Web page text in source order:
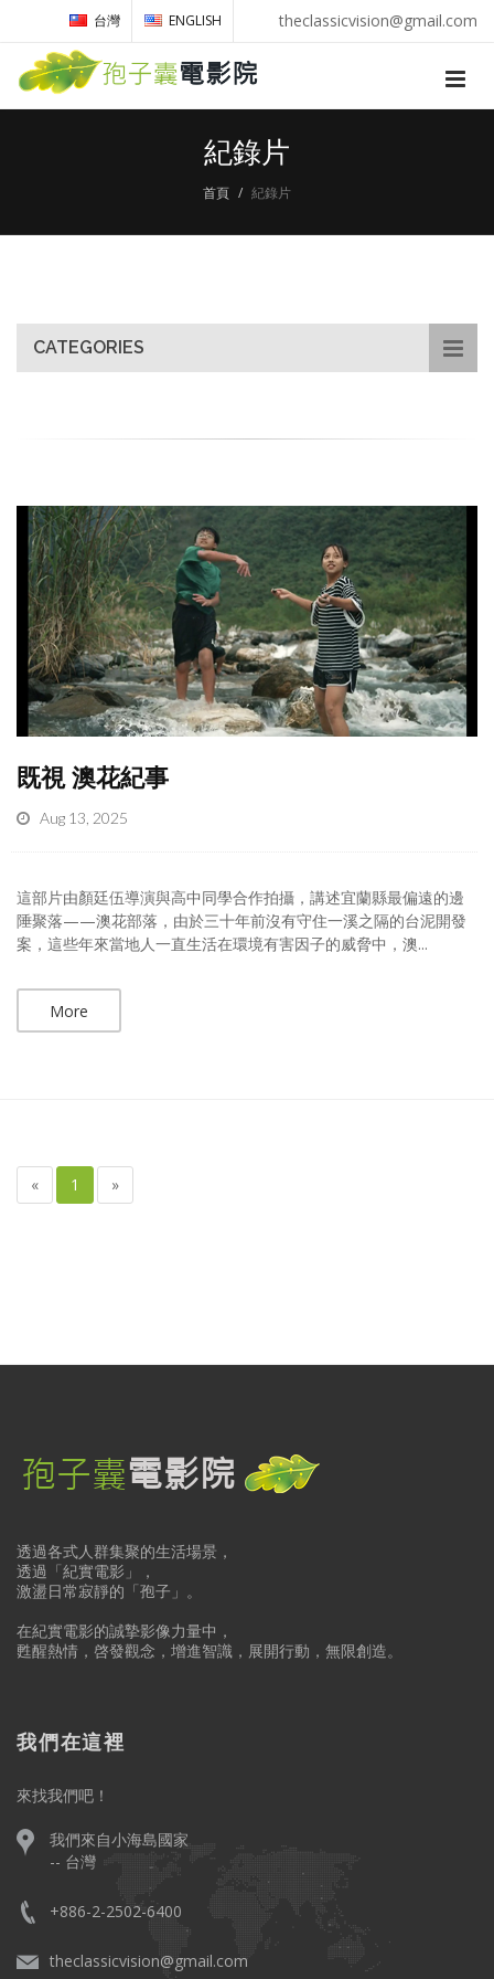
theclassicvision@gmail.com
台灣 ENGLISH
紀錄片
首頁 紀錄片
CATEGORIES
既視 澳花紀事
Aug 13, 2025
這部片由顏廷伍導演與高中同學合作拍攝，講述宜蘭縣最偏遠的邊
陲聚落——澳花部落，由於三十年前沒有守住一溪之隔的台泥開發
案，這些年來當地人一直生活在環境有害因子的威脅中，澳...
More
« 1 »
透過各式人群集聚的生活場景，
透過「紀實電影」，
激盪日常寂靜的「孢子」。
在紀實電影的誠摯影像力量中，
甦醒熱情，啓發觀念，增進智識，展開行動，無限創造。
我們在這裡
來找我們吧！
我們來自小海島國家
-- 台灣
+886-2-2502-6400
theclassicvision@gmail.com